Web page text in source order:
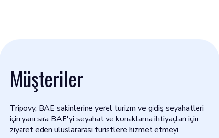
Müşteriler
Tripovy, BAE sakinlerine yerel turizm ve gidiş seyahatleri
için yanı sıra BAE'yi seyahat ve konaklama ihtiyaçları için
ziyaret eden uluslararası turistlere hizmet etmeyi